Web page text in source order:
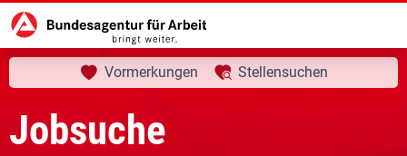
Startseite aktuelle Seite:
Jobsuche
Vormerkungen Stellensuchen
Jobsuche